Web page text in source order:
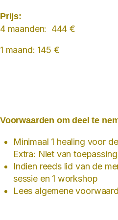
Prijs:
4 maanden: 444 €
1 maand: 145 €
Voorwaarden om deel te
Minimaal 1 healing voor
Extra: Niet van
Indien reeds lid van de
sessie en 1 workshop
Lees algemene